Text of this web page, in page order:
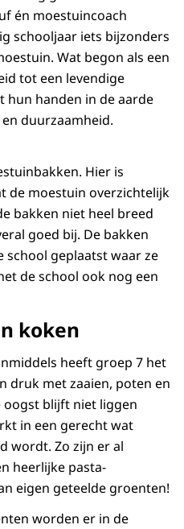
én moestuincoach
schooljaar iets bijzonders
Wat begon als een
tot een levendige
hun handen in de aarde
duurzaamheid.
Hier is
de moestuin overzichtelijk
bakken niet heel breed
goed bij. De bakken
school geplaatst waar ze
de school ook nog een
koken
heeft groep 7 het
druk met zaaien, poten en
oogst blijft niet liggen
in een gerecht wat
wordt. Zo zijn er al
heerlijke pasta-
eigen geteelde groenten!
worden er in de